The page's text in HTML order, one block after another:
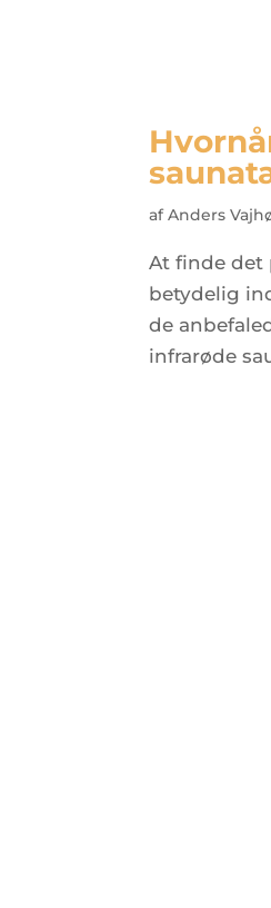
afAnders
At finde det
betydelig
de
infrarøde